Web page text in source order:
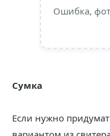
Ошибка,
Сумка
Если нужно